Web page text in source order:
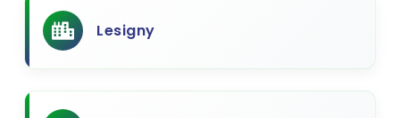
Lesigny